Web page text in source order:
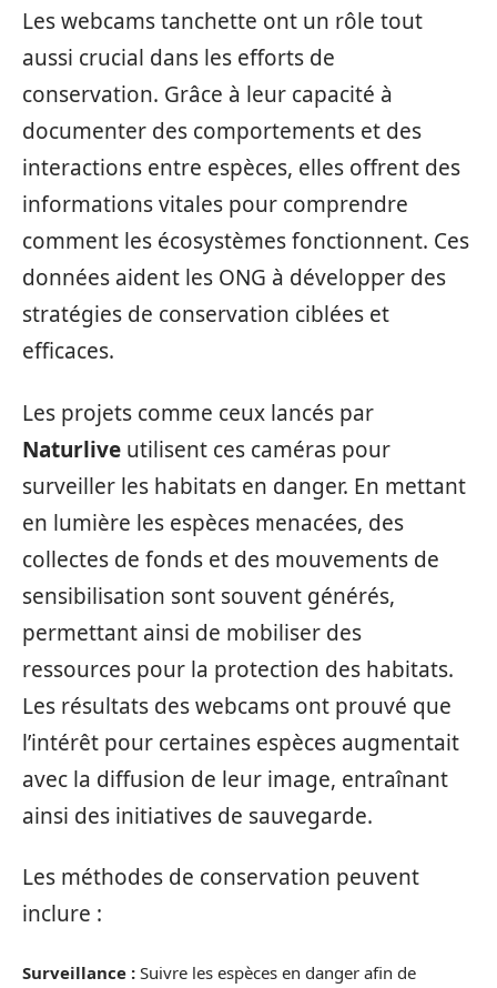
Les webcams tanchette ont un rôle tout
aussi crucial dans les efforts de
conservation. Grâce à leur capacité à
documenter des comportements et des
interactions entre espèces, elles offrent des
informations vitales pour comprendre
comment les écosystèmes fonctionnent. Ces
données aident les ONG à développer des
stratégies de conservation ciblées et
efficaces.
Les projets comme ceux lancés par
Naturlive utilisent ces caméras pour
surveiller les habitats en danger. En mettant
en lumière les espèces menacées, des
collectes de fonds et des mouvements de
sensibilisation sont souvent générés,
permettant ainsi de mobiliser des
ressources pour la protection des habitats.
Les résultats des webcams ont prouvé que
l’intérêt pour certaines espèces augmentait
avec la diffusion de leur image, entraînant
ainsi des initiatives de sauvegarde.
Les méthodes de conservation peuvent
inclure :
Surveillance : Suivre les espèces en danger afin de